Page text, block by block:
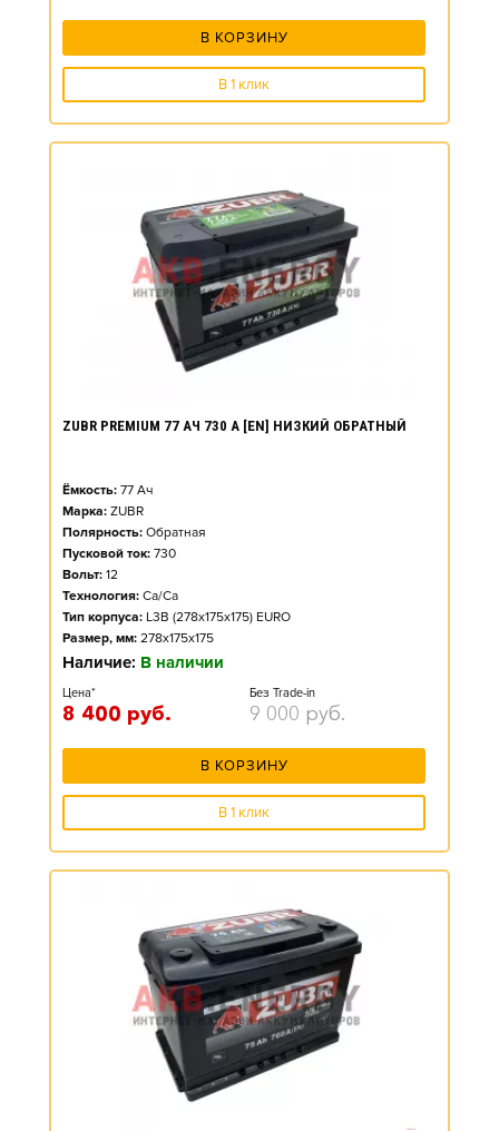
В КОРЗИНУ
В 1 клик
ZUBR PREMIUM 77 АЧ 730 А [EN] НИЗКИЙ ОБРАТНЫЙ
Ёмкость: 77 Ач
Марка: ZUBR
Полярность: Обратная
Пусковой ток: 730
Вольт: 12
Технология: Ca/Ca
Тип корпуса: L3B (278x175x175) EURO
Размер, мм: 278x175x175
Наличие: В наличии
Цена*
8 400 руб.
Без Trade-in
9 000 руб.
В КОРЗИНУ
В 1 клик